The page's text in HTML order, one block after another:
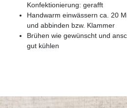
Konfektionierung: gerafft
Handwarm einwässern ca. 20
und abbinden bzw. Klammer
Brühen wie gewünscht und
gut kühlen